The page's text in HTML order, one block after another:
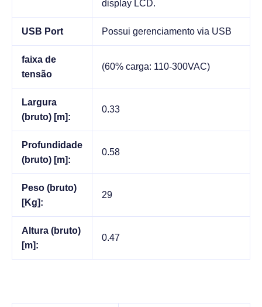
display LCD.
USB Port Possui gerenciamento via USB
faixa de
tensão
(60% carga: 110-300VAC)
Largura
(bruto) [m]:
0.33
Profundidade
(bruto) [m]:
0.58
Peso (bruto)
[Kg]:
29
Altura (bruto)
[m]:
0.47